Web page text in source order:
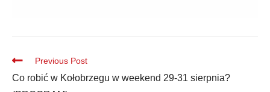
Previous Post
Co robić w Kołobrzegu w weekend 29-31 sierpnia?